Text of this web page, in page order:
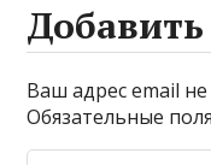
Ваш адрес email
Обязательные